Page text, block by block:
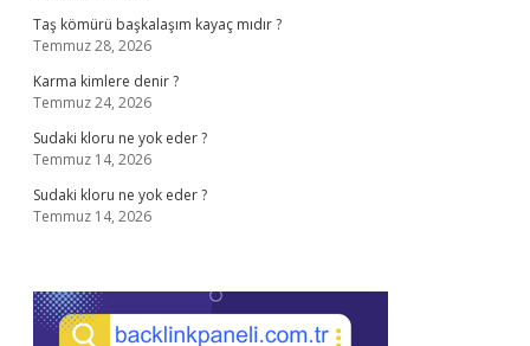
Taş kömürü başkalaşım kayaç mıdır ?
Temmuz 28, 2026
Karma kimlere denir ?
Temmuz 24, 2026
Sudaki kloru ne yok eder ?
Temmuz 14, 2026
Sudaki kloru ne yok eder ?
Temmuz 14, 2026